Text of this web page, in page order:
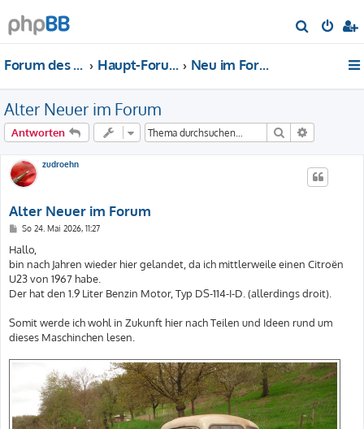
u
Forum des DS-Club Deutschland e.V. Haupt-Forum Neu im Forum...
Alter Neuer im Forum
Antworten Suche
zudroehn
Alter Neuer im Forum
B
i
t
r
a
g
So 24. Mai 2026, 11:27
Hallo,
bin nach Jahren wieder hier gelandet, da ich mittlerweile einen Citroën
U23 von 1967 habe.
Der hat den 1.9 Liter Benzin Motor, Typ DS-114-I-D. (allerdings droit).
Somit werde ich wohl in Zukunft hier nach Teilen und Ideen rund um
dieses Maschinchen lesen.